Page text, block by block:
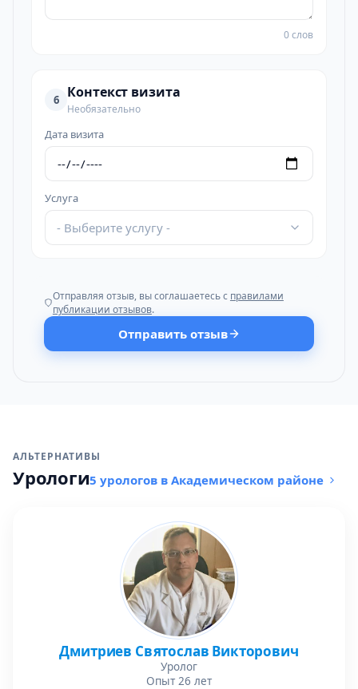
0 слов
6 Контекст визита
Необязательно
Дата визита
Услуга
- Выберите услугу -
Отправляя отзыв, вы соглашаетесь с правилами
публикации отзывов.
Отправить отзыв
АЛЬТЕРНАТИВЫ
Урологи5 урологов в Академическом районе
Дмитриев Святослав Викторович
Уролог
Опыт 26 лет